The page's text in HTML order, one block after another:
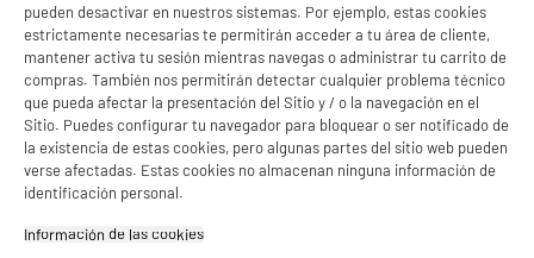
pueden desactivar en nuestros sistemas. Por ejemplo, estas cookies
estrictamente necesarias te permitirán acceder a tu área de cliente,
mantener activa tu sesión mientras navegas o administrar tu carrito de
compras. También nos permitirán detectar cualquier problema técnico
que pueda afectar la presentación del Sitio y / o la navegación en el
Sitio. Puedes configurar tu navegador para bloquear o ser notificado de
la existencia de estas cookies, pero algunas partes del sitio web pueden
verse afectadas. Estas cookies no almacenan ninguna información de
identificación personal.
Información de las cookies‎